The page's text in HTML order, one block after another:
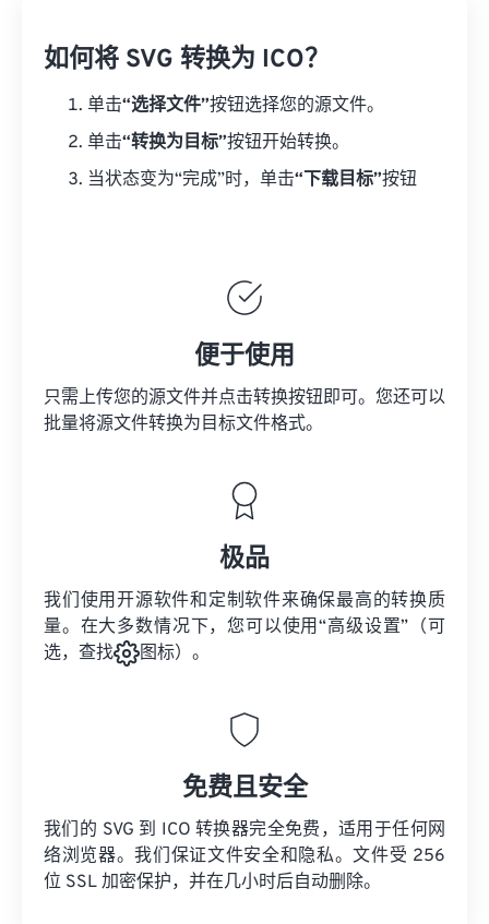
如何将 SVG 转换为 ICO？
单击“选择文件”按钮选择您的源文件。
单击“转换为目标”按钮开始转换。
当状态变为“完成”时，单击“下载目标”按钮
便于使用
只需上传您的源文件并点击转换按钮即可。您还可以
批量将源文件转换为目标文件格式。
极品
我们使用开源软件和定制软件来确保最高的转换质
量。在大多数情况下，您可以使用“高级设置”（可
选，查找
图标）。
免费且安全
我们的 SVG 到 ICO 转换器完全免费，适用于任何网
络浏览器。我们保证文件安全和隐私。文件受 256
位 SSL 加密保护，并在几小时后自动删除。